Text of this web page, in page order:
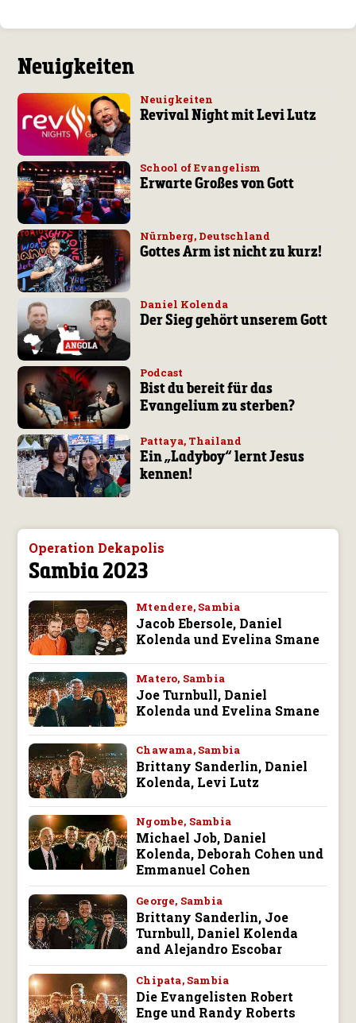
Neuigkeiten
Neuigkeiten
Revival Night mit Levi Lutz
School of Evangelism
Erwarte Großes von Gott
Nürnberg, Deutschland
Gottes Arm ist nicht zu kurz!
Daniel Kolenda
Der Sieg gehört unserem Gott
Podcast
Bist du bereit für das
Evangelium zu sterben?
Pattaya, Thailand
Ein „Ladyboy“ lernt Jesus
kennen!
Operation Dekapolis
Sambia 2023
Mtendere, Sambia
Jacob Ebersole, Daniel
Kolenda und Evelina Smane
Matero, Sambia
Joe Turnbull, Daniel
Kolenda und Evelina Smane
Chawama, Sambia
Brittany Sanderlin, Daniel
Kolenda, Levi Lutz
Ngombe, Sambia
Michael Job, Daniel
Kolenda, Deborah Cohen und
Emmanuel Cohen
George, Sambia
Brittany Sanderlin, Joe
Turnbull, Daniel Kolenda
and Alejandro Escobar
Chipata, Sambia
Die Evangelisten Robert
Enge und Randy Roberts